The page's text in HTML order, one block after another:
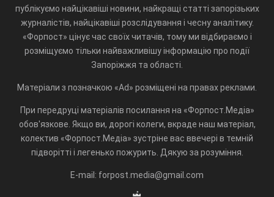
публікуємо найцікавіші новини, найкращі статті запорізьких
журналістів, найцікавіші розслідування і чесну аналітику.
«Форпост» цінує час своїх читачів, тому ми відбираємо і
розміщуємо тільки найважливішу інформацію про події
Запоріжжя та області.
Матеріали з позначкою «Ad» розміщені на правах реклами.
При передруці матеріалів посилання на «Форпост.Медіа»
обов'язкове. Якщо ви, дорогі колеги, вкраде наш матеріал,
колектив «Форпост.Медіа» зустріне вас ввечері в темній
підворітті і легенько пожурить. Дякую за розуміння.
E-mail: forpost.media@gmail.com